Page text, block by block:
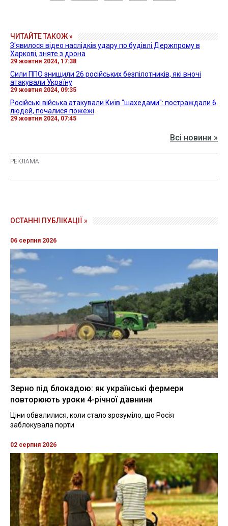
ЧИТАЙТЕ ТАКОЖ »
З'явилося відео наслідків удару по будівлі Держпрому в
Харкові, зняте з дрона
29 жовтня 2024, 17:38
Сили ППО знищили 26 російських безпілотників, які вночі
атакували Україну
29 жовтня 2024, 09:35
Російські війська атакували Київ "шахедами": постраждали 6
людей, почалися пожежі
29 жовтня 2024, 07:45
Всі новини »
ОСТАННІ ПУБЛІКАЦІЇ »
06 серпня 2026
Зерно під блокадою: як українські фермери
повторюють уроки 4-річної давнини
Ціни обвалилися, коли стало зрозуміло, що Росія
заблокувала порти
02 серпня 2026